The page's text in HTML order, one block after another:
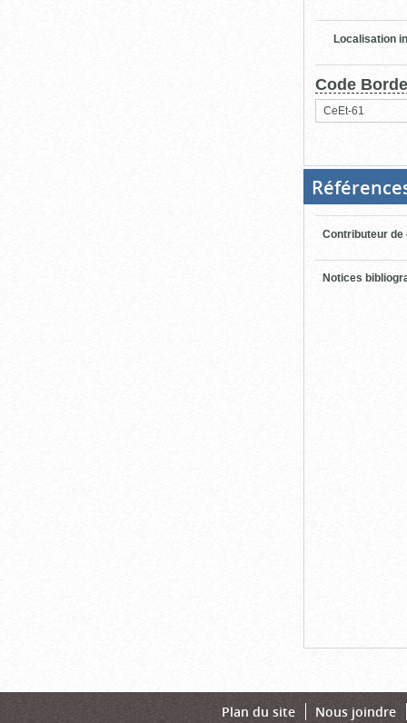
Localisation
Code
CeEt-61
Contributeur de
Notices
Plan du site Nous joindre